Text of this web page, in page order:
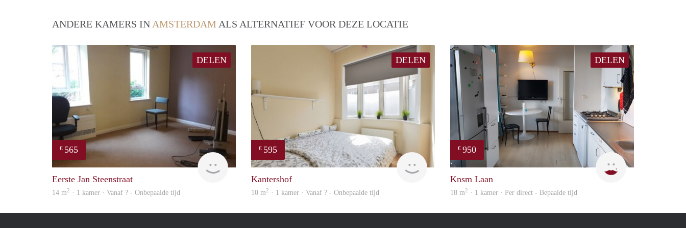
ANDERE KAMERS IN AMSTERDAM ALS ALTERNATIEF VOOR DEZE LOCATIE
DELEN
€ 565
Eerste Jan Steenstraat
14 m2 · 1 kamer · Vanaf ? - Onbepaalde tijd
DELEN
€ 595
Woning
Kantershof
10 m2 · 1 kamer · Vanaf ? - Onbepaalde tijd
DELEN
€ 950
Knsm Laan
18 m2 · 1 kamer · Per direct - Bepaalde tijd